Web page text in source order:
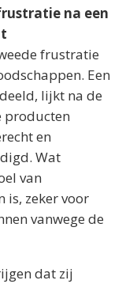
na een
frustratie
Een
lijkt na de
producten
en
Wat
van
is, zeker voor
vanwege de
dat zij